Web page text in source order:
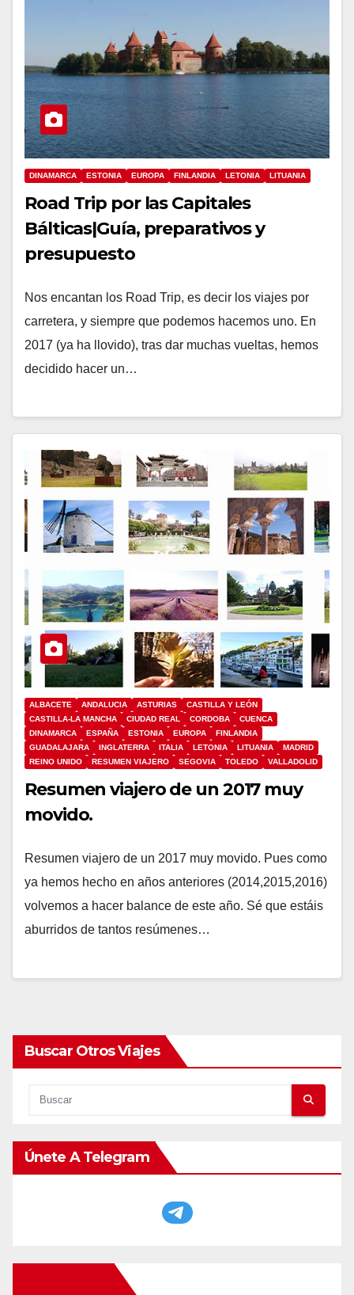
DINAMARCA ESTONIA EUROPA FINLANDIA LETONIA LITUANIA
Road Trip por las Capitales
Bálticas|Guía, preparativos y
presupuesto
Nos encantan los Road Trip, es decir los viajes por
carretera, y siempre que podemos hacemos uno. En
2017 (ya ha llovido), tras dar muchas vueltas, hemos
decidido hacer un…
ALBACETE ANDALUCIA ASTURIAS
CASTILLA Y LEÓN
CASTILLA-LA MANCHA
CIUDAD REAL CORDOBA
CUENCA
DINAMARCA
ESPAÑA ESTONIA EUROPA
FINLANDIA
GUADALAJARA
INGLATERRA ITALIA LETONIA LITUANIA
MADRID
REINO UNIDO
RESUMEN VIAJERO SEGOVIA TOLEDO VALLADOLID
Resumen viajero de un 2017 muy
movido.
Resumen viajero de un 2017 muy movido. Pues como
ya hemos hecho en años anteriores (2014,2015,2016)
volvemos a hacer balance de este año. Sé que estáis
aburridos de tantos resúmenes…
Buscar Otros Viajes
Únete A Telegram